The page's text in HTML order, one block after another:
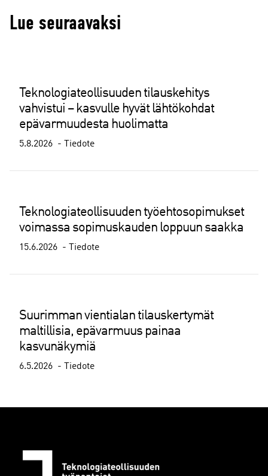
Lue seuraavaksi
Teknologiateollisuuden tilauskehitys
vahvistui – kasvulle hyvät lähtökohdat
epävarmuudesta huolimatta
5.8.2026 Tiedote
Teknologiateollisuuden työehtosopimukset
voimassa sopimuskauden loppuun saakka
15.6.2026 Tiedote
Suurimman vientialan tilauskertymät
maltillisia, epävarmuus painaa
kasvunäkymiä
6.5.2026 Tiedote